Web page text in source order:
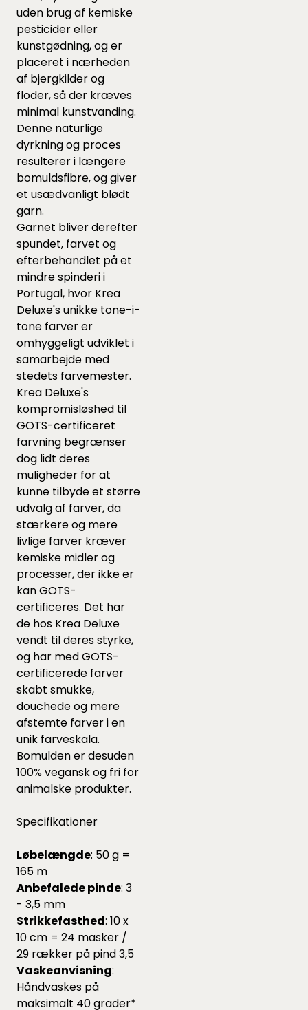
uden brug af kemiske
pesticider eller
kunstgødning, og er
placeret i nærheden
af bjergkilder og
floder, så der kræves
minimal kunstvanding.
Denne naturlige
dyrkning og proces
resulterer i længere
bomuldsfibre, og giver
et usædvanligt blødt
garn.
Garnet bliver derefter
spundet, farvet og
efterbehandlet på et
mindre spinderi i
Portugal, hvor Krea
Deluxe's unikke tone-i-
tone farver er
omhyggeligt udviklet i
samarbejde med
stedets farvemester.
Krea Deluxe's
kompromisløshed til
GOTS-certificeret
farvning begrænser
dog lidt deres
muligheder for at
kunne tilbyde et større
udvalg af farver, da
stærkere og mere
livlige farver kræver
kemiske midler og
processer, der ikke er
kan GOTS-
certificeres. Det har
de hos Krea Deluxe
vendt til deres styrke,
og har med GOTS-
certificerede farver
skabt smukke,
douchede og mere
afstemte farver i en
unik farveskala.
Bomulden er desuden
100% vegansk og fri for
animalske produkter.
Specifikationer
Løbelængde: 50 g =
165 m
Anbefalede pinde: 3
- 3,5 mm
Strikkefasthed: 10 x
10 cm = 24 masker /
29 rækker på pind 3,5
Vaskeanvisning:
Håndvaskes på
maksimalt 40 grader*